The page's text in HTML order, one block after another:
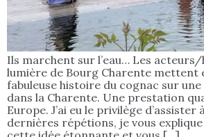
Ils marchent sur l’eau… Les
lumière de Bourg Charente mettent
fabuleuse histoire du cognac sur
dans la Charente. Une prestation
Europe. J’ai eu le privilège d’assister
dernières répétions, je vous